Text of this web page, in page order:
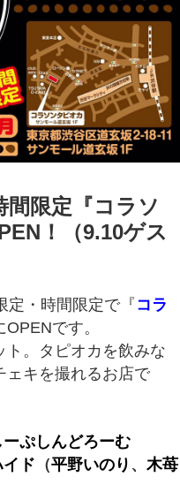
間限定『コラソ
！（9.10ゲス
定・時間限定で『 コラ
です。
。 タピオカを飲みな
ェキを撮れるお店で
ぷしんどろーむ
ド （平野いのり 、 木苺